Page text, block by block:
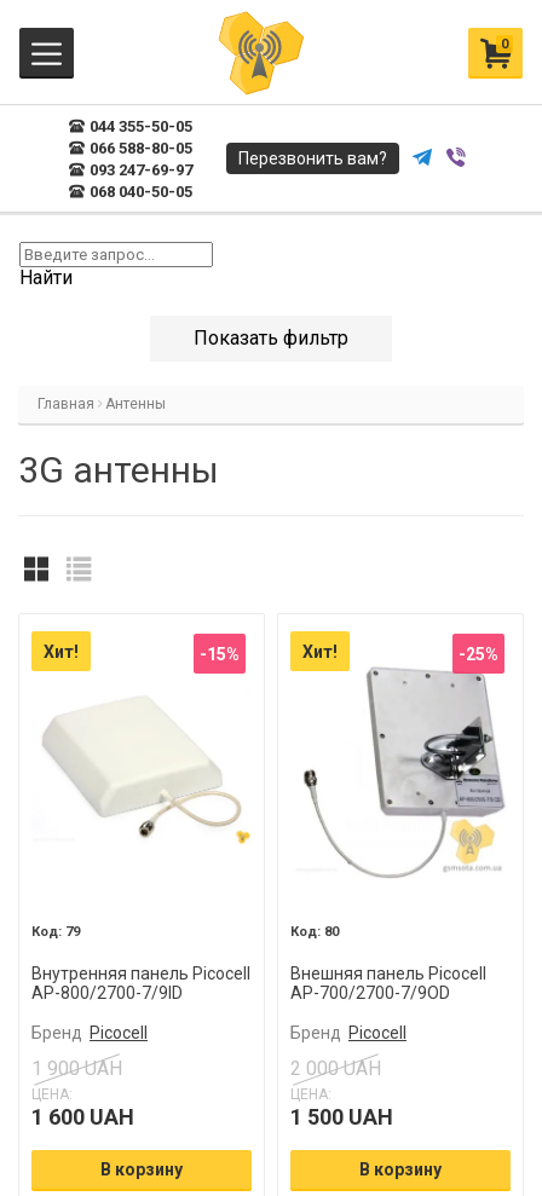
0
044 355-50-05
066 588-80-05
093 247-69-97
068 040-50-05
Перезвонить вам?
Найти
Показать фильтр
Главная Антенны
3G антенны
Хит! -15%
79
Внутренняя панель Picocell
AP-800/2700-7/9ID
Бренд Picocell
1 900 UAH
ЦЕНА:
1 600 UAH
В корзину
Хит! -25%
80
Внешняя панель Picocell
AP-700/2700-7/9OD
Бренд Picocell
2 000 UAH
ЦЕНА:
1 500 UAH
В корзину